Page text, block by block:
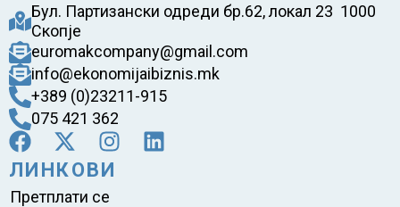
Бул. Партизански одреди бр.62, локал 23 1000
Скопје
euromakcompany@gmail.com
info@ekonomijaibiznis.mk
+389 (0)23211-915
075 421 362
ЛИНКОВИ
Претплати се